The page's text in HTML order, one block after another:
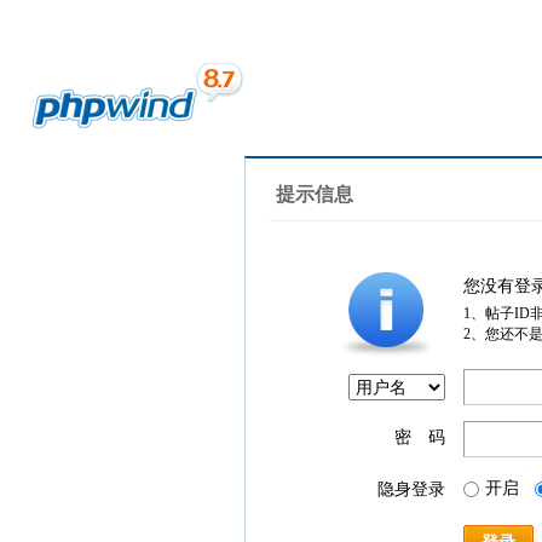
提示信息
您没有登
1、帖子ID
2、您还不
密 码
隐身登录 开启